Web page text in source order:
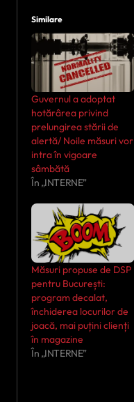
Similare
Guvernul a adoptat
hotărârea privind
prelungirea stării de
alertă/ Noile măsuri vor
intra în vigoare
sâmbătă
În „INTERNE”
Măsuri propuse de DSP
pentru București:
program decalat,
închiderea locurilor de
joacă, mai puțini clienți
în magazine
În „INTERNE”